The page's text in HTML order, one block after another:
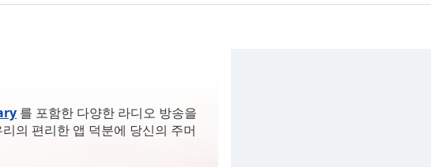
를 포함한 다양한 라디오 방송을
의 편리한 앱 덕분에 당신의 주머